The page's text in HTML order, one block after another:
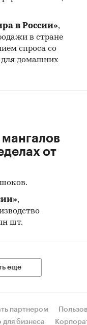
в России»,
в стране
спроса со
для домашних
мангалов
от
,
шт.
еще
партнером
бизнеса